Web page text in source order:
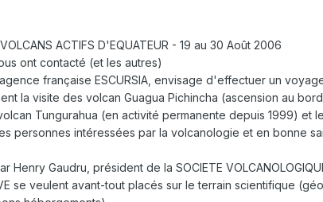
ACTIFS D'EQUATEUR - 19 au 30 Août 2006
ont contacté (et les autres)
française ESCURSIA, envisage d'effectuer un
la visite des volcan Guagua Pichincha (ascension au
Tungurahua (en activité permanente depuis 1999) et
personnes intéressées par la volcanologie et en bonne
Gaudru, président de la SOCIETE
se veulent avant-tout placés sur le terrain scientifique